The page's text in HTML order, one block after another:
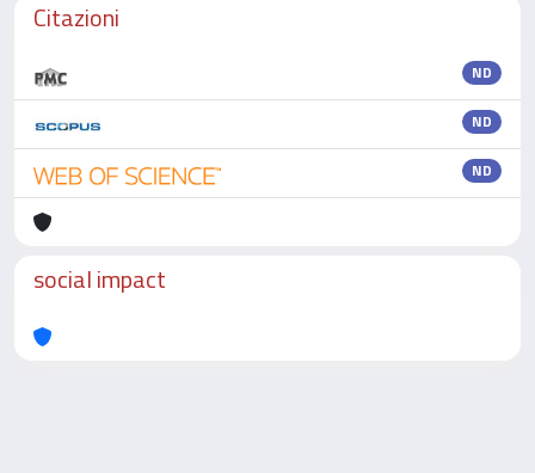
Citazioni
ND
ND
ND
social impact